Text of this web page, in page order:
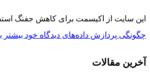
این سایت از اکیسمت برای کاهش جفنگ
چگونگی پردازش داده‌های دیدگاه خود بیشتر
آخرین مقالات